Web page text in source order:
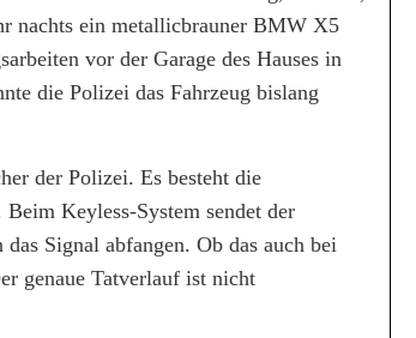
nachts ein metallicbrauner BMW X5
vor der Garage des Hauses in
die Polizei das Fahrzeug bislang
der Polizei. Es besteht die
Keyless-System sendet der
Signal abfangen. Ob das auch bei
genaue Tatverlauf ist nicht